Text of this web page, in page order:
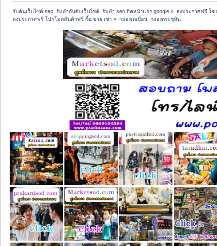
รับดันเว็บไซต์ seo, รับทำอันดับเว็บไซต์, รับทำ seo ติดหน้าแรก google » ลงประกาศฟรี โ
ลงประกาศฟรี โปรโมทสินค้าฟรี ซื้อ ขาย เช่า » กล่องเกเบียน, กล่องกระชุหิน